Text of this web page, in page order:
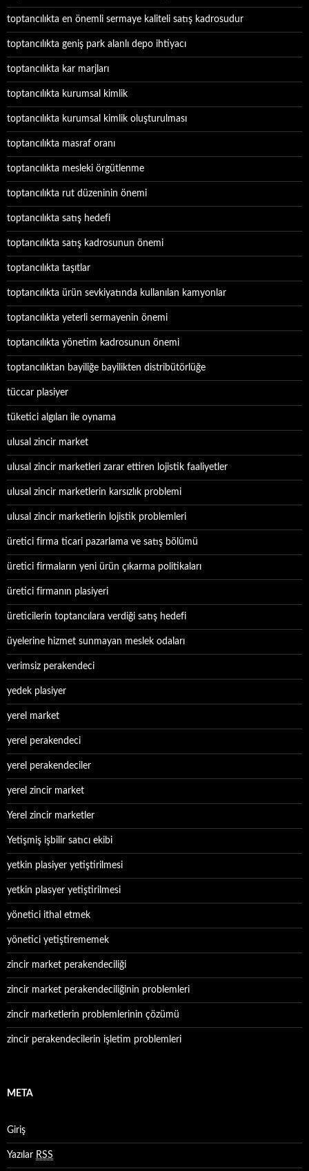
toptancılıkta en önemli sermaye kaliteli satış kadrosudur
toptancılıkta geniş park alanlı depo ihtiyacı
toptancılıkta kar marjları
toptancılıkta kurumsal kimlik
toptancılıkta kurumsal kimlik oluşturulması
toptancılıkta masraf oranı
toptancılıkta mesleki örgütlenme
toptancılıkta rut düzeninin önemi
toptancılıkta satış hedefi
toptancılıkta satış kadrosunun önemi
toptancılıkta taşıtlar
toptancılıkta ürün sevkiyatında kullanılan kamyonlar
toptancılıkta yeterli sermayenin önemi
toptancılıkta yönetim kadrosunun önemi
toptancılıktan bayiliğe bayilikten distribütörlüğe
tüccar plasiyer
tüketici algıları ile oynama
ulusal zincir market
ulusal zincir marketleri zarar ettiren lojistik faaliyetler
ulusal zincir marketlerin karsızlık problemi
ulusal zincir marketlerin lojistik problemleri
üretici firma ticari pazarlama ve satış bölümü
üretici firmaların yeni ürün çıkarma politikaları
üretici firmanın plasiyeri
üreticilerin toptancılara verdiği satış hedefi
üyelerine hizmet sunmayan meslek odaları
verimsiz perakendeci
yedek plasiyer
yerel market
yerel perakendeci
yerel perakendeciler
yerel zincir market
Yerel zincir marketler
Yetişmiş işbilir satıcı ekibi
yetkin plasiyer yetiştirilmesi
yetkin plasyer yetiştirilmesi
yönetici ithal etmek
yönetici yetiştirememek
zincir market perakendeciliği
zincir market perakendeciliğinin problemleri
zincir marketlerin problemlerinin çözümü
zincir perakendecilerin işletim problemleri
META
Giriş
Yazılar RSS